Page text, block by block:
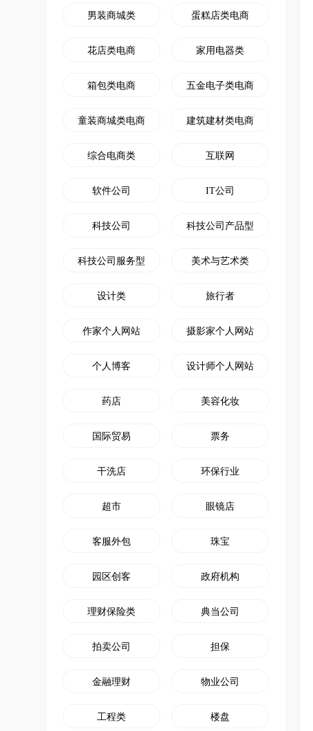
男装商城类 蛋糕店类电商
花店类电商 家用电器类
箱包类电商 五金电子类电商
童装商城类电商 建筑建材类电商
综合电商类 互联网
软件公司 IT公司
科技公司 科技公司产品型
科技公司服务型 美术与艺术类
设计类 旅行者
作家个人网站 摄影家个人网站
个人博客 设计师个人网站
药店 美容化妆
国际贸易 票务
干洗店 环保行业
超市 眼镜店
客服外包 珠宝
园区创客 政府机构
理财保险类 典当公司
拍卖公司 担保
金融理财 物业公司
工程类 楼盘